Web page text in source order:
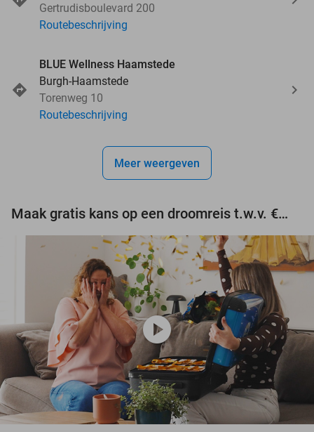
Gertrudisboulevard 200
Routebeschrijving
BLUE Wellness Haamstede
Burgh-Haamstede
Torenweg 10
Routebeschrijving
Meer weergeven
Maak gratis kans op een droomreis t.w.v. €3.000!
play_circle